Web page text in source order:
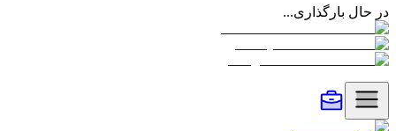
در حال بارگذاری...